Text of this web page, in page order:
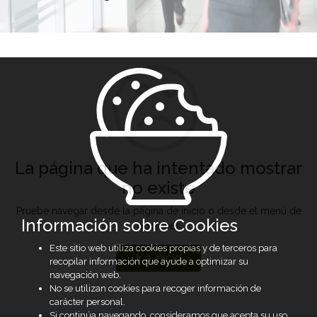
La página que ha intentado mostrar
no existe
Pruebe navegar desde la página de inicio o desde el menú de
opciones
Ir a Inicio
Información sobre Cookies
Este sitio web utiliza cookies propias y de terceros para
recopilar información que ayude a optimizar su
navegación web.
No se utilizan cookies para recoger información de
carácter personal.